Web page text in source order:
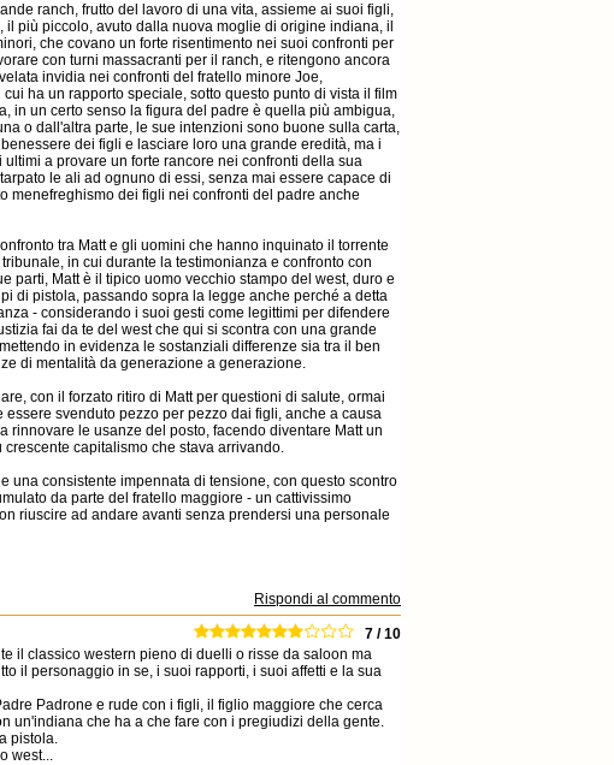
ranch, frutto del lavoro di una vita, assieme ai suoi figli,
più piccolo, avuto dalla nuova moglie di origine indiana, il
che covano un forte risentimento nei suoi confronti per
con turni massacranti per il ranch, e ritengono ancora
invidia nei confronti del fratello minore Joe,
ha un rapporto speciale, sotto questo punto di vista il film
in un certo senso la figura del padre è quella più ambigua,
o dall'altra parte, le sue intenzioni sono buone sulla carta,
dei figli e lasciare loro una grande eredità, ma i
a provare un forte rancore nei confronti della sua
le ali ad ognuno di essi, senza mai essere capace di
menefreghismo dei figli nei confronti del padre anche
tra Matt e gli uomini che hanno inquinato il torrente
in cui durante la testimonianza e confronto con
parti, Matt è il tipico uomo vecchio stampo del west, duro e
di pistola, passando sopra la legge anche perché a detta
- considerando i suoi gesti come legittimi per difendere
fai da te del west che qui si scontra con una grande
in evidenza le sostanziali differenze sia tra il ben
di mentalità da generazione a generazione.
con il forzato ritiro di Matt per questioni di salute, ormai
svenduto pezzo per pezzo dai figli, anche a causa
le usanze del posto, facendo diventare Matt un
capitalismo che stava arrivando.
una consistente impennata di tensione, con questo scontro
da parte del fratello maggiore - un cattivissimo
riuscire ad andare avanti senza prendersi una personale
Rispondi al commento
7 / 10
il classico western pieno di duelli o risse da saloon ma
il personaggio in se, i suoi rapporti, i suoi affetti e la sua
Padrone e rude con i figli, il figlio maggiore che cerca
un'indiana che ha a che fare con i pregiudizi della gente.
pistola.
west...